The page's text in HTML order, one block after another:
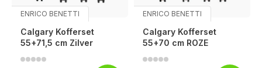
ENRICO BENETTI
Calgary Kofferset
55+71,5 cm Zilver
ENRICO BENETTI
Calgary Kofferset
55+70 cm ROZE